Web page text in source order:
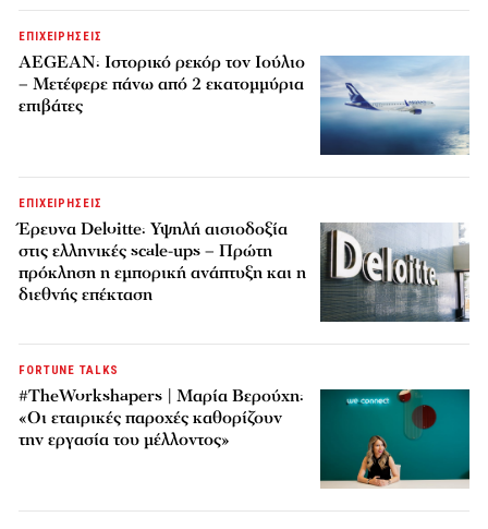
ΕΠΙΧΕΙΡΗΣΕΙΣ
AEGEAN: Ιστορικό ρεκόρ τον Ιούλιο
– Μετέφερε πάνω από 2 εκατομμύρια
επιβάτες
ΕΠΙΧΕΙΡΗΣΕΙΣ
Έρευνα Deloitte: Υψηλή αισιοδοξία
στις ελληνικές scale-ups – Πρώτη
πρόκληση η εμπορική ανάπτυξη και η
διεθνής επέκταση
FORTUNE TALKS
#TheWorkshapers | Μαρία Βερούχη:
«Οι εταιρικές παροχές καθορίζουν
την εργασία του μέλλοντος»